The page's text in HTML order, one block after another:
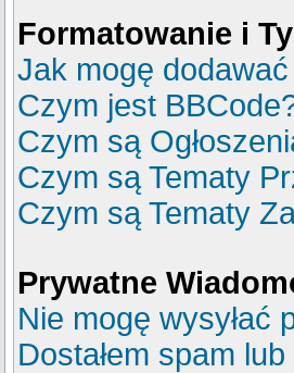
Formatowanie i
Jak mogę
Czym jest
Czym są
Czym są Tematy
Czym są Tematy
Prywatne
Nie mogę wysyłać
Dostałem spam